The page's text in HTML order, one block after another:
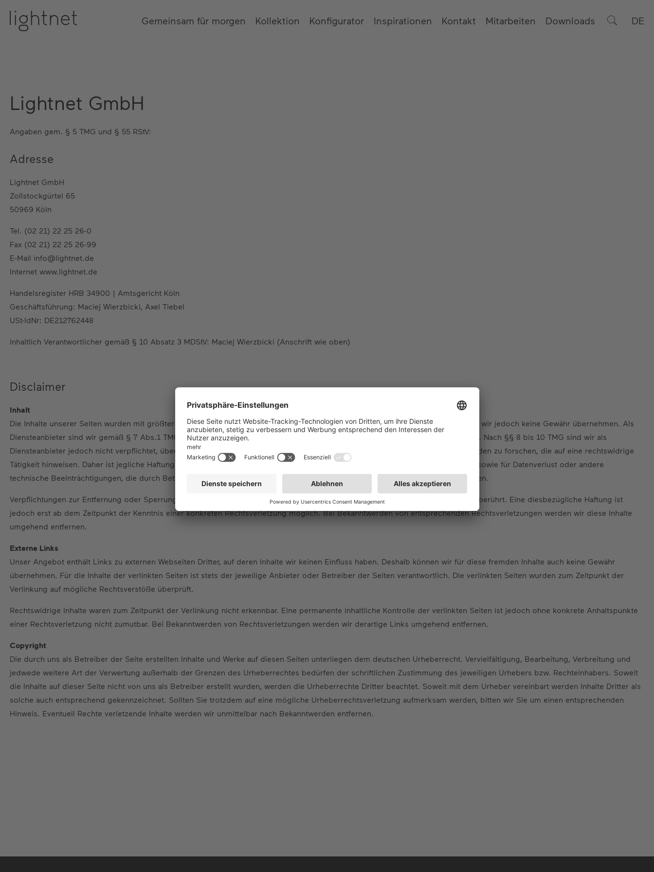
Gemeinsam für morgen Kollektion Konfigurator Inspirationen Kontakt Mitarbeiten Downloads DE
Lightnet GmbH
Angaben gem. § 5 TMG und § 55 RStV:
Adresse
Lightnet GmbH
Zollstockgürtel 65
50969 Köln
Tel. (02 21) 22 25 26-0
Fax (02 21) 22 25 26-99
E-Mail info@lightnet.de
Internet www.lightnet.de
Handelsregister HRB 34900 | Amtsgericht Köln
Geschäftsführung: Maciej Wierzbicki, Axel Tiebel
USt-IdNr: DE212762448
Inhaltlich Verantwortlicher gemäß § 10 Absatz 3 MDStV: Maciej Wierzbicki (Anschrift wie oben)
Disclaimer
Inhalt
Die Inhalte unserer Seiten wurden mit größter Sorgfalt erstellt. Für die Richtigkeit, Vollständigkeit und Aktualität der Inhalte können wir jedoch keine Gewähr übernehmen. Als
Diensteanbieter sind wir gemäß § 7 Abs.1 TMG für eigene Inhalte auf diesen Seiten nach den allgemeinen Gesetzen verantwortlich. Nach §§ 8 bis 10 TMG sind wir als
Diensteanbieter jedoch nicht verpflichtet, übermittelte oder gespeicherte fremde Informationen zu überwachen oder nach Umständen zu forschen, die auf eine rechtswidrige
Tätigkeit hinweisen. Daher ist jegliche Haftung bezüglich Links zu anderen Webseiten, Aktualität und Korrektheit der Inhalte selbst sowie für Datenverlust oder andere
technische Beeinträchtigungen, die durch Betrachtung oder Download von Daten dieser Website herrühren können, ausgeschlossen.
Verpflichtungen zur Entfernung oder Sperrung der Nutzung von Informationen nach den allgemeinen Gesetzen bleiben hiervon unberührt. Eine diesbezügliche Haftung ist
jedoch erst ab dem Zeitpunkt der Kenntnis einer konkreten Rechtsverletzung möglich. Bei Bekanntwerden von entsprechenden Rechtsverletzungen werden wir diese Inhalte
umgehend entfernen.
Externe Links
Unser Angebot enthält Links zu externen Webseiten Dritter, auf deren Inhalte wir keinen Einfluss haben. Deshalb können wir für diese fremden Inhalte auch keine Gewähr
übernehmen. Für die Inhalte der verlinkten Seiten ist stets der jeweilige Anbieter oder Betreiber der Seiten verantwortlich. Die verlinkten Seiten wurden zum Zeitpunkt der
Verlinkung auf mögliche Rechtsverstöße überprüft.
Rechtswidrige Inhalte waren zum Zeitpunkt der Verlinkung nicht erkennbar. Eine permanente inhaltliche Kontrolle der verlinkten Seiten ist jedoch ohne konkrete Anhaltspunkte
einer Rechtsverletzung nicht zumutbar. Bei Bekanntwerden von Rechtsverletzungen werden wir derartige Links umgehend entfernen.
Copyright
Die durch uns als Betreiber der Seite erstellten Inhalte und Werke auf diesen Seiten unterliegen dem deutschen Urheberrecht. Vervielfältigung, Bearbeitung, Verbreitung und
jedwede weitere Art der Verwertung außerhalb der Grenzen des Urheberrechtes bedürfen der schriftlichen Zustimmung des jeweiligen Urhebers bzw. Rechteinhabers. Soweit
die Inhalte auf dieser Seite nicht von uns als Betreiber erstellt wurden, werden die Urheberrechte Dritter beachtet. Soweit mit dem Urheber vereinbart werden Inhalte Dritter als
solche auch entsprechend gekennzeichnet. Sollten Sie trotzdem auf eine mögliche Urheberrechtsverletzung aufmerksam werden, bitten wir Sie um einen entsprechenden
Hinweis. Eventuell Rechte verletzende Inhalte werden wir unmittelbar nach Bekanntwerden entfernen.